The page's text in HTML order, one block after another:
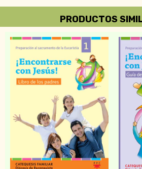
PRODUCTOS